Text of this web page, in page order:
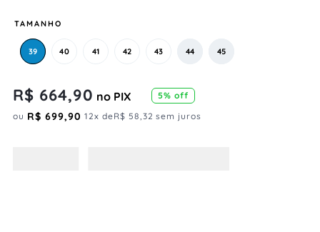
TAMANHO
39 40 41 42 43 44 45
R$ 664,90 no PIX 5% off
ou R$ 699,90 12x deR$ 58,32 sem juros